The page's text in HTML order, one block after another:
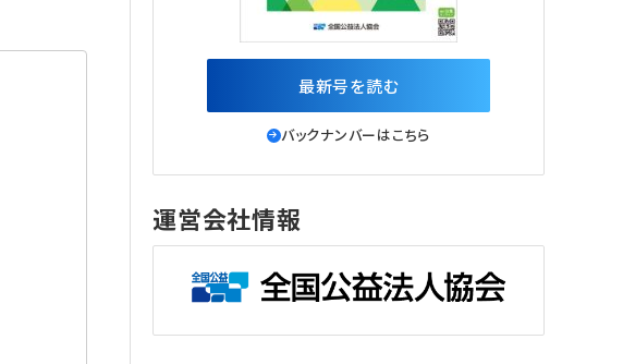
最新号を読む
バックナンバーはこちら
運営会社情報